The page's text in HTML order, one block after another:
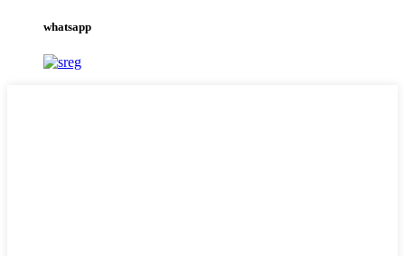
whatsapp